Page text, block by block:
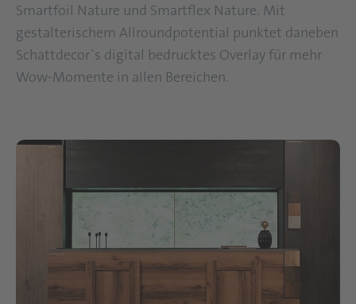
Smartfoil Nature und Smartflex Nature. Mit
gestalterischem Allroundpotential punktet daneben
Schattdecor`s digital bedrucktes Overlay für mehr
Wow-Momente in allen Bereichen.